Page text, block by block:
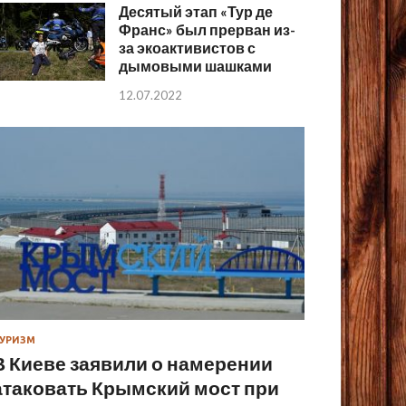
Десятый этап «Тур де
Франс» был прерван из-
за экоактивистов с
дымовыми шашками
12.07.2022
Киеве заявили о намерении
Крымский мост при